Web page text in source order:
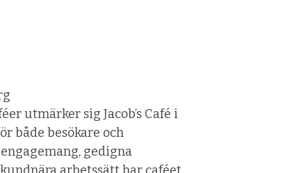
utmärker sig Jacob’s Café i
både besökare och
gedigna